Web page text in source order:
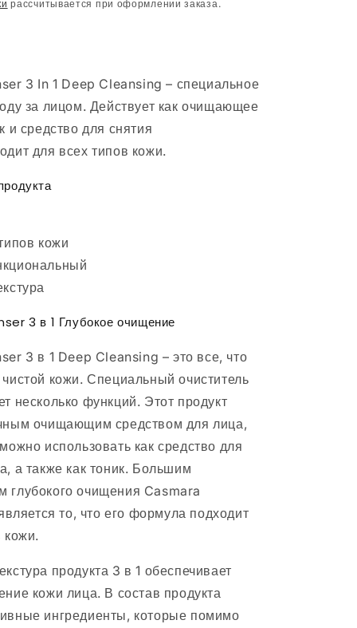
рассчитывается при оформлении заказа.
3 In 1 Deep Cleansing – специальное
за лицом. Действует как очищающее
и средство для снятия
для всех типов кожи.
кожи
3 в 1 Глубокое очищение
3 в 1 Deep Cleansing – это все, что
кожи. Специальный очиститель
несколько функций. Этот продукт
очищающим средством для лица,
использовать как средство для
а также как тоник. Большим
глубокого очищения Casmara
то, что его формула подходит
кожи.
продукта 3 в 1 обеспечивает
кожи лица. В состав продукта
ингредиенты, которые помимо